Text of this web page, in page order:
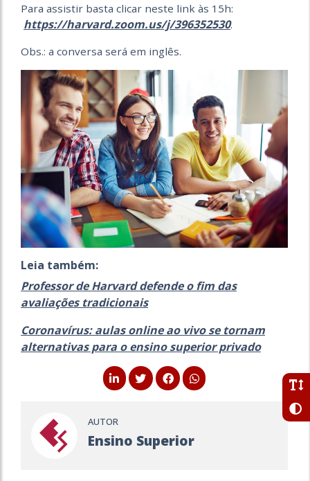
Para assistir basta clicar neste link às 15h:
https://harvard.zoom.us/j/396352530.
Obs.: a conversa será em inglês.
Leia também:
Professor de Harvard defende o fim das
avaliações tradicionais
Coronavírus: aulas online ao vivo se tornam
alternativas para o ensino superior privado
AUTOR
Ensino Superior